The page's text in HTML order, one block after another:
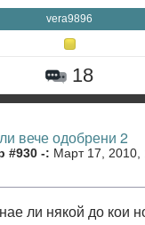
vera9896
18
вече одобрени 2
#930 -: Март 17, 2010,
ли някой до кои